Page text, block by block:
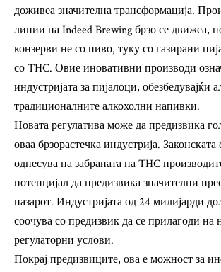
доживеа значителна трансформација.
линии на Indeed Brewing брзо се движеа,
конзерви не со пиво, туку со газирани
со THC. Овие иновативни производи
индустријата за пијалоци, обезбедувајќи
традиционалните алкохолни напивки.
Новата регулатива може да предизвика
оваа брзорастечка индустрија. Законската
однесува на забраната на THC
потенцијал да предизвика значителни
пазарот. Индустријата од 24 милијарди
соочува со предизвик да се прилагоди на
регулаторни услови.
Покрај предизвиците, ова е можност за